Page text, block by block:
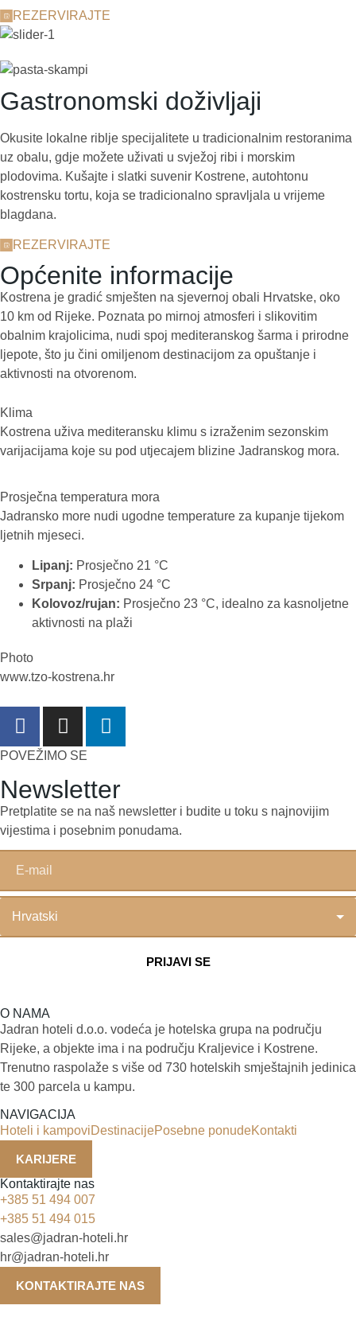
REZERVIRAJTE
Gastronomski doživljaji
Okusite lokalne riblje specijalitete u tradicionalnim restoranima
uz obalu, gdje možete uživati u svježoj ribi i morskim
plodovima. Kušajte i slatki suvenir Kostrene, autohtonu
kostrensku tortu, koja se tradicionalno spravljala u vrijeme
blagdana.
REZERVIRAJTE
Općenite informacije
Kostrena je gradić smješten na sjevernoj obali Hrvatske, oko
10 km od Rijeke. Poznata po mirnoj atmosferi i slikovitim
obalnim krajolicima, nudi spoj mediteranskog šarma i prirodne
ljepote, što ju čini omiljenom destinacijom za opuštanje i
aktivnosti na otvorenom.
Klima
Kostrena uživa mediteransku klimu s izraženim sezonskim
varijacijama koje su pod utjecajem blizine Jadranskog mora.
Prosječna temperatura mora
Jadransko more nudi ugodne temperature za kupanje tijekom
ljetnih mjeseci.
Lipanj: Prosječno 21 °C
Srpanj: Prosječno 24 °C
Kolovoz/rujan: Prosječno 23 °C, idealno za kasnoljetne
aktivnosti na plaži
Photo
www.tzo-kostrena.hr
POVEŽIMO SE
Newsletter
Pretplatite se na naš newsletter i budite u toku s najnovijim
vijestima i posebnim ponudama.
O NAMA
Jadran hoteli d.o.o. vodeća je hotelska grupa na području
Rijeke, a objekte ima i na području Kraljevice i Kostrene.
Trenutno raspolaže s više od 730 hotelskih smještajnih jedinica
te 300 parcela u kampu.
NAVIGACIJA
Hoteli i kampoviDestinacijePosebne ponudeKontakti
KARIJERE
Kontaktirajte nas
+385 51 494 007
+385 51 494 015
sales@jadran-hoteli.hr
hr@jadran-hoteli.hr
KONTAKTIRAJTE NAS